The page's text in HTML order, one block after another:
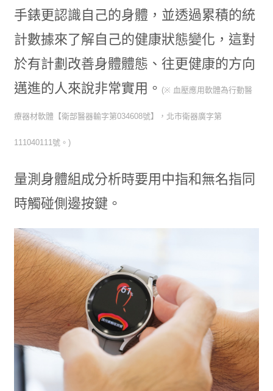
手錶更認識自己的身體，並透過累積的統
計數據來了解自己的健康狀態變化，這對
於有計劃改善身體體態、往更健康的方向
邁進的人來說非常實用。 (※ 血壓應用軟體為行動醫
療器材軟體【衛部醫器輸字第034608號】，北市衛器廣字第
111040111號。)
量測身體組成分析時要用中指和無名指同
時觸碰側邊按鍵。